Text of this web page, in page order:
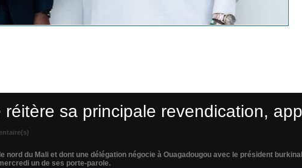
sa principale revendication,
du Mali et dont une délégation négocie à Ouagadougou avec le président
un de ses porte-parole.